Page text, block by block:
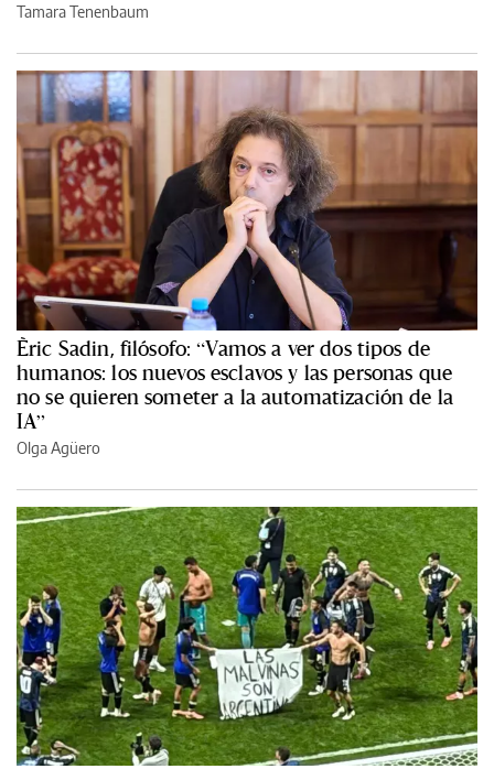
Tamara Tenenbaum
Èric Sadin, filósofo: “Vamos a ver dos tipos de
humanos: los nuevos esclavos y las personas que
no se quieren someter a la automatización de la
IA”
Olga Agüero